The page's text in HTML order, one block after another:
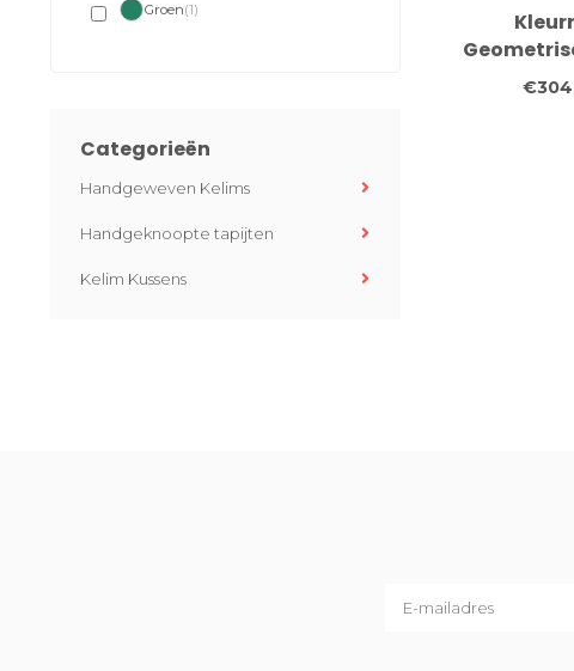
Groen(1)
Categorieën
Handgeweven Kelims
Handgeknoopte tapijten
Kelim Kussens
Loper –
Wol –